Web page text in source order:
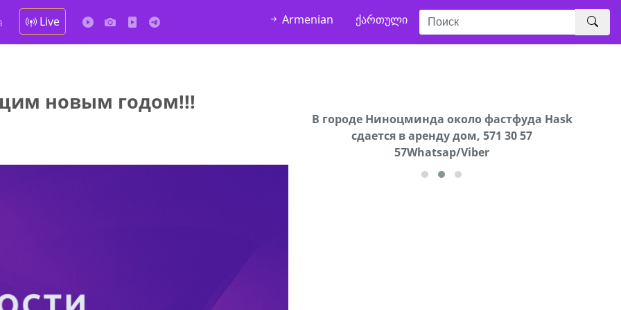
Live Armenian ქართული
новым годом!!!
В городе Ниноцминда около фастфуда Hask
cдается в аренду дом, 571 30 57
57Whatsap/Viber
Продается машина марки Prado,571 30 57
57Whatsap/Viber